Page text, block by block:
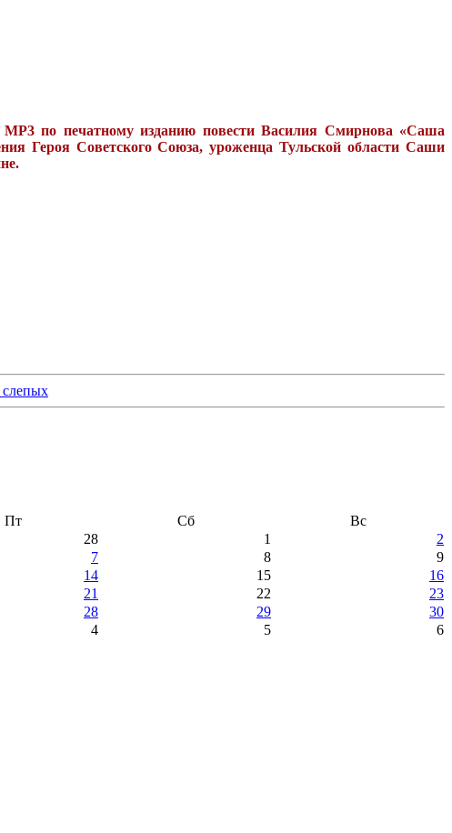
МР3 по печатному изданию повести Василия Смирнова «Саша
Героя Советского Союза, уроженца Тульской области Саши
Пт Сб
Вс
28 1
2
7 8
9
14 15
16
21 22
23
28 29
30
4 5 6